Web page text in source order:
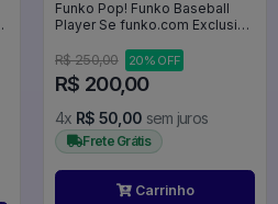
Funko Pop! Funko Baseball
Player Se funko.com Exclusive
R$ 250,00
20% OFF
R$ 200,00
4x R$ 50,00 sem juros
Frete Grátis
Carrinho